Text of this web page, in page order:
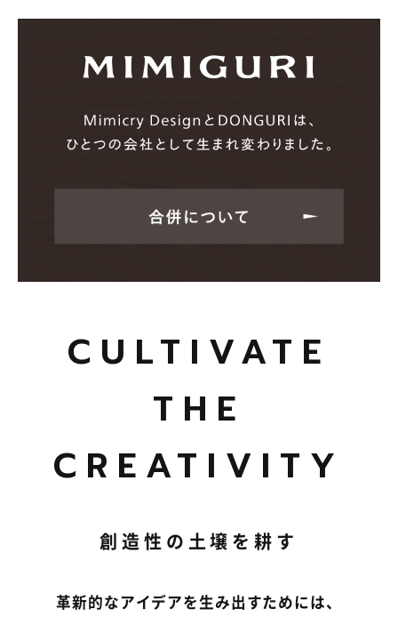
CULTIVATE
THE
CREATIVITY
創造性の土壌を耕す
革新的なアイデアを生み出すためには、